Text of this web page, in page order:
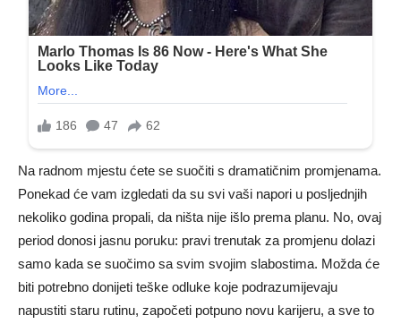
Na radnom mjestu ćete se suočiti s dramatičnim promjenama.
Ponekad će vam izgledati da su svi vaši napori u posljednjih
nekoliko godina propali, da ništa nije išlo prema planu. No, ovaj
period donosi jasnu poruku: pravi trenutak za promjenu dolazi
samo kada se suočimo sa svim svojim slabostima. Možda će
biti potrebno donijeti teške odluke koje podrazumijevaju
napustiti staru rutinu, započeti potpuno novu karijeru, a sve to